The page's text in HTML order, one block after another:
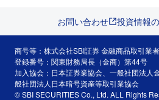
お問い合わせ 投資情報
商号等：株式会社SBI証券 金融商品取引業
登録番号：関東財務局長（金商）第44号
加入協会：日本証券業協会、一般社団法人
般社団法人日本暗号資産等取引業協会
© SBI SECURITIES Co., Ltd. ALL Rights